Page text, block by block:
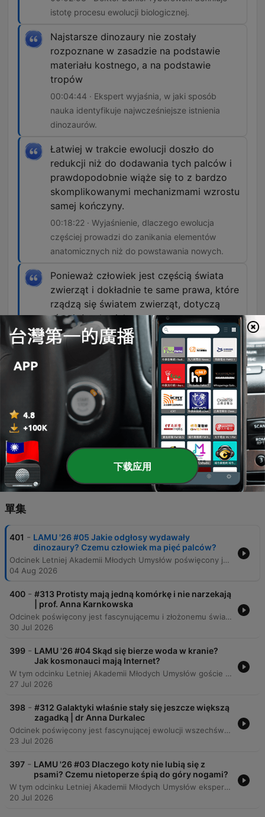
istotę procesu ewolucji biologicznej.
Najstarsze dinozaury nie zostały
rozpoznane w zasadzie na podstawie
materiału kostnego, a na podstawie
tropów
00:04:44 · Ekspert wyjaśnia, w jaki sposób
nauka identyfikuje najwcześniejsze istnienia
dinozaurów.
Łatwiej w trakcie ewolucji doszło do
redukcji niż do dodawania tych palców i
prawdopodobnie wiąże się to z bardzo
skomplikowanymi mechanizmami wzrostu
samej kończyny.
00:18:22 · Wyjaśnienie, dlaczego ewolucja
częściej prowadzi do zanikania elementów
anatomicznych niż do powstawania nowych.
Ponieważ człowiek jest częścią świata
zwierząt i dokładnie te same prawa, które
rządzą się światem zwierząt, dotyczą
również człowieka.
00:21:37 · Odpowiedź na pytanie o możliwość
dalszej ewolucji gatunku ludzkiego.
Rzeczywiście, gdybyśmy chcieli dodać
skorupę żółwia do myszy, to by było
dosyć skomplikowane, bo to jest cała
rearanżacja całej architektury ciała.
00:36:49 · Wyjaśnienie trudności w łączeniu
cech anatomicznych pochodzących z zupełnie
różnych gatunków.
單集
401 - LAMU '26 #05 Jakie odgłosy wydawały
dinozaury? Czemu człowiek ma pięć palców?
Odcinek Letniej Akademii Młodych Umysłów poświęcony jest zagadnieniom ewolucji, dinozaurów oraz budowy ciała człowieka. Eksperci wyjaśniają procesy powstawania życia, mechanizmy adaptacji organizmów oraz fascynujące aspekty biologiczne, takie jak pochodzenie ptaków czy liczba palców u kręgowców. Rozmowa obejmuje także szeroki zakres tematów ewolucyjnych, od mechanizmów redukcji palców u zwierząt i pochodzenia kończyn, przez adaptacje ludzkiego ciała do ciepłego klimatu, aż po różnice w budowie rekinów i delfinów. Eksperci omawiają również możliwości i ograniczenia inżynierii genetycznej w kontekście tworzenia nowych cech oraz wpływ cywilizacji na ewolucję człowieka.
04 Aug 2026
400 - #313 Protisty mają jedną komórkę i nie narzekają
| prof. Anna Karnkowska
Odcinek poświęcony jest fascynującemu i złożonemu światu protistów, analizując ich różnorodność – od pasożytniczych ameb wpływających na zachowanie gospodarzy, po organizmy modelowe o niezwykłych zdolnościach adaptacyjnych. Rozmówcy omawiają ewolucję systematyki biologicznej, która odchodzi od tradycyjnych królestw na rzecz supergrup, oraz znaczenie procesów takich jak endosymbioza i kleptoplastia w kształtowaniu eukariotów. Podczas rozmowy poruszane są kwestie nowoczesnej genomiki, która podważa przekonanie o prostocie organizmów jednokomórkowych. Eksperci przybliżają mechanizmy życia mikroorganizmów, rolę fitoplanktonu w ekosystemach oraz wyzwania związane z badaniem i hodowlą tych niezwykłych istot w warunkach laboratoryjnych.
30 Jul 2026
399 - LAMU '26 #04 Skąd się bierze woda w kranie?
Jak kosmonauci mają Internet?
W tym odcinku Letniej Akademii Młodych Umysłów goście odpowiadają na pytania dzieci dotyczące technologii, kosmosu i historii. Rozmowy obejmują tematy takie jak budowa cyberprzestrzeni, komunikacja z Marsa oraz ewolucyjny wpływ gotowania na organizm człowieka. Eksperci poruszają również kwestie ekologiczne i technologiczne, wyjaśniając procesy uzdatniania wody w poznańskim Akwanecie oraz złożoność produkcji plastiku. Dyskusja obejmuje także wyzwania związane z recyklingiem, rolę tworzyw sztucznych w medycynie oraz znaczenie opakowań wielorazowych dla ochrony środowiska.
27 Jul 2026
398 - #312 Galaktyki właśnie stały się jeszcze większą
zagadką | dr Anna Durkalec
Odcinek poświęcony jest fascynującej ewolucji wszechświata, od gęstej plazmy po złożone struktury galaktyczne. Rozmówcy analizują różnorodność galaktyk, procesy ich zderzeń oraz rolę ciemnej materii i energii w kształtowaniu kosmosu, przyglądając się jednocześnie strukturze Drogi Mlecznej. Program omawia przełomowe znaczenie nowoczesnych technologii, takich jak teleskop Jamesa Webba, który dostarcza danych podważających dotychczasowe modele kosmologiczne. Eksperci poruszają tematy odkryć Edwina Hubble'a, zagadki „małych czerwonych kropek” oraz nadchodzących rewolucji w astronomii dzięki nowym obserwatoriom.
23 Jul 2026
397 - LAMU '26 #03 Dlaczego koty nie lubią się z
psami? Czemu nietoperze śpią do góry nogami?
W tym odcinku Letniej Akademii Młodych Umysłów eksperci odpowiadają na fascynujące pytania dotyczące świata zwierząt. Rozważamy mechanizmy zachowań domowych pupili, takie jak wycie psów czy relacje między kotami a psami, oraz badamy biologiczne zależności między wielkością organizmu a długością życia. Program przybliża również tajemnice innych gatunków – od mechanizmu widzenia u kotów i ochrony jeży, przez funkcjonowanie nietoperzy i ryb, aż po inteligencję delfinów. Na koniec dr Mikołaj Kaczmarski analizuje biologiczną możliwość istnienia smoków, rozważając ograniczenia fizyczne latających stworzeń oraz kulturowe postrzeganie tych legendarnych istot.
20 Jul 2026
下载应用